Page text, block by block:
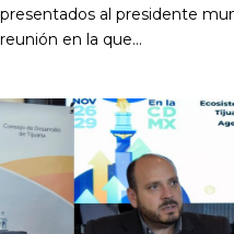
presentados al presidente
reunión en la que...